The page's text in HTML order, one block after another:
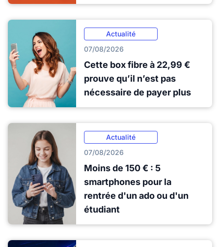
Actualité
07/08/2026
Cette box fibre à 22,99 €
prouve qu’il n’est pas
nécessaire de payer plus
Actualité
07/08/2026
Moins de 150 € : 5
smartphones pour la
rentrée d'un ado ou d'un
étudiant